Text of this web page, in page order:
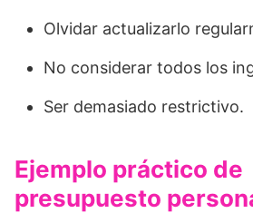
Olvidar actualizarlo
No considerar todos los
Ser demasiado restrictivo.
Ejemplo práctico de
presupuesto